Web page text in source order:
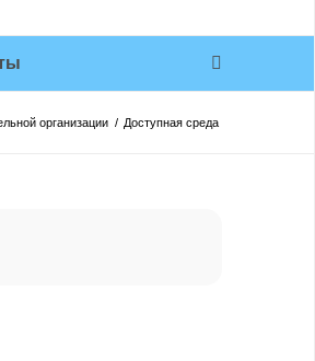
организации / Доступная среда